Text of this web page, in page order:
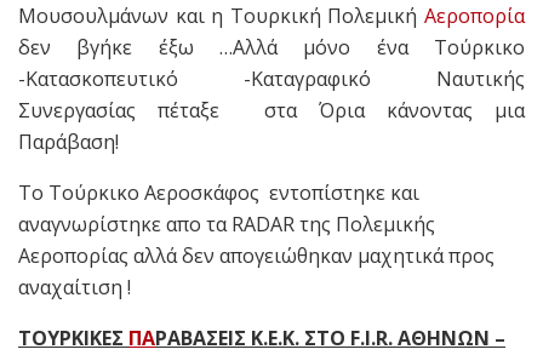
Μουσουλμάνων και η Τουρκική Πολεμική Αεροπορία
δεν βγήκε έξω …Αλλά μόνο ένα Τούρκικο
-Κατασκοπευτικό -Καταγραφικό Ναυτικής
Συνεργασίας πέταξε στα Όρια κάνοντας μια
Παράβαση!
Το Τούρκικο Αεροσκάφος εντοπίστηκε και
αναγνωρίστηκε απο τα RADAR της Πολεμικής
Αεροπορίας αλλά δεν απογειώθηκαν μαχητικά προς
αναχαίτιση !
ΤΟΥΡΚΙΚΕΣ ΠΑΡΑΒΑΣΕΙΣ Κ.Ε.Κ. ΣΤΟ F.I.R. ΑΘΗΝΩΝ –